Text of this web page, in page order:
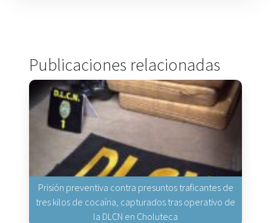
Publicaciones relacionadas
Prisión preventiva contra presuntos traficantes de
tres kilos de cocaína, capturados tras operativo de
la DLCN en Choluteca